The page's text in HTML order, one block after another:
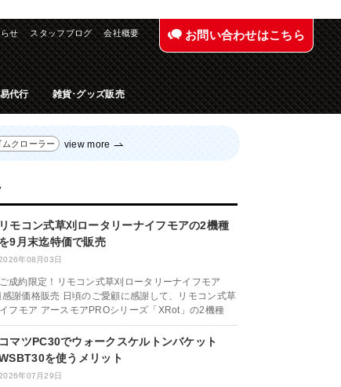
せ スタッフブログ 会社概要 お問い合わせはこちら
代行 雑貨･グッズ販売
ムクローラー view more
リモコン式草刈ロータリーナイフモアの2機種
を9月末迄特価で販売
年08月03日
成約限定！リモコン式草刈ロータリーナイフモア
感謝価格販売 日頃のご愛顧に感謝して、リモコン式草
フモア アースモアPROシリーズ「XRot」の2機種
コマツPC30でウォークスケルトンバケット
を使うメリット
年07月29日